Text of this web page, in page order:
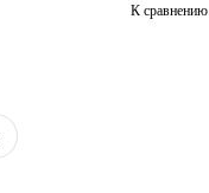
К сравнению